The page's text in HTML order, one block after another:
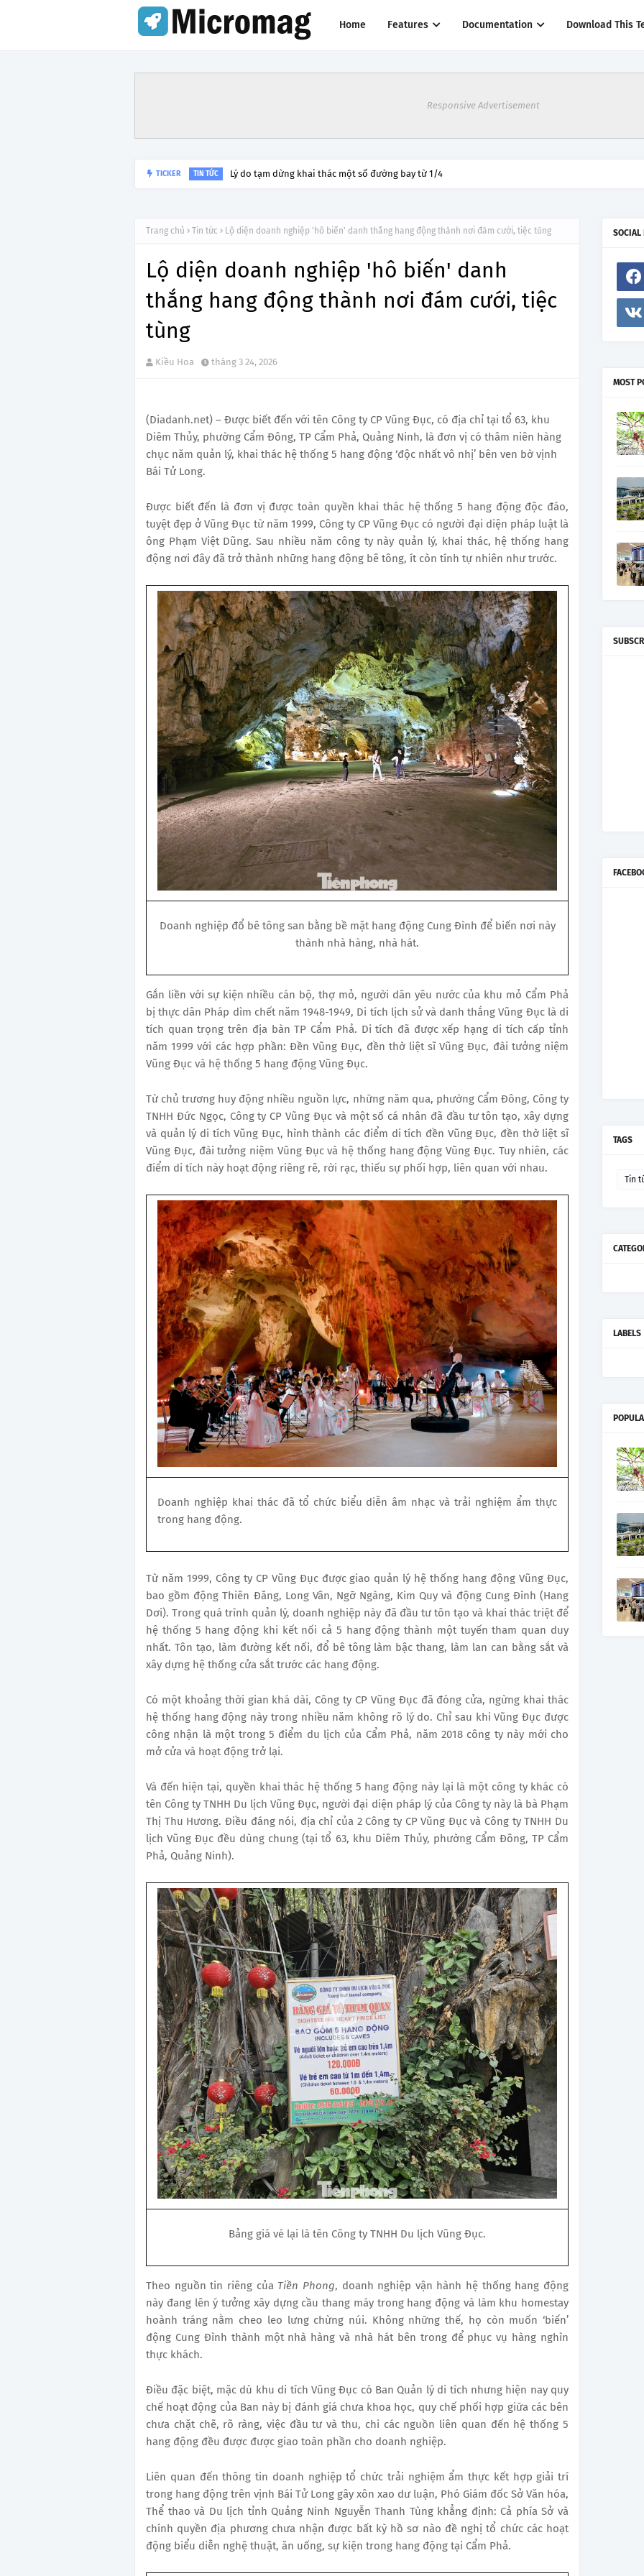
Home Features Documentation Download This
Responsive Advertisement
TICKER TIN TỨC Lý do tạm dừng khai thác một số đường bay từ 1/4
Trang chủ Tin tức Lộ diện doanh nghiệp 'hô biến' danh thắng hang động thành nơi đám cưới, tiệc tùng
Lộ diện doanh nghiệp 'hô biến' danh
thắng hang động thành nơi đám cưới, tiệc
tùng
Kiều Hoa tháng 3 24, 2026
(Diadanh.net) – Được biết đến với tên Công ty CP Vũng Đục, có địa chỉ tại tổ 63, khu
Diêm Thủy, phường Cẩm Đông, TP Cẩm Phả, Quảng Ninh, là đơn vị có thâm niên hàng
chục năm quản lý, khai thác hệ thống 5 hang động ‘độc nhất vô nhị’ bên ven bờ vịnh
Bái Tử Long.
Được biết đến là đơn vị được toàn quyền khai thác hệ thống 5 hang động độc đáo,
tuyệt đẹp ở Vũng Đục từ năm 1999, Công ty CP Vũng Đục có người đại diện pháp luật là
ông Phạm Việt Dũng. Sau nhiều năm công ty này quản lý, khai thác, hệ thống hang
động nơi đây đã trở thành những hang động bê tông, ít còn tính tự nhiên như trước.
Doanh nghiệp đổ bê tông san bằng bề mặt hang động Cung Đình để biến nơi này
thành nhà hàng, nhà hát.
Gắn liền với sự kiện nhiều cán bộ, thợ mỏ, người dân yêu nước của khu mỏ Cẩm Phả
bị thực dân Pháp dìm chết năm 1948-1949, Di tích lịch sử và danh thắng Vũng Đục là di
tích quan trọng trên địa bàn TP Cẩm Phả. Di tích đã được xếp hạng di tích cấp tỉnh
năm 1999 với các hợp phần: Đền Vũng Đục, đền thờ liệt sĩ Vũng Đục, đài tưởng niệm
Vũng Đục và hệ thống 5 hang động Vũng Đục.
Từ chủ trương huy động nhiều nguồn lực, những năm qua, phường Cẩm Đông, Công ty
TNHH Đức Ngọc, Công ty CP Vũng Đục và một số cá nhân đã đầu tư tôn tạo, xây dựng
và quản lý di tích Vũng Đục, hình thành các điểm di tích đền Vũng Đục, đền thờ liệt sĩ
Vũng Đục, đài tưởng niệm Vũng Đục và hệ thống hang động Vũng Đục. Tuy nhiên, các
điểm di tích này hoạt động riêng rẽ, rời rạc, thiếu sự phối hợp, liên quan với nhau.
Doanh nghiệp khai thác đã tổ chức biểu diễn âm nhạc và trải nghiệm ẩm thực
trong hang động.
Từ năm 1999, Công ty CP Vũng Đục được giao quản lý hệ thống hang động Vũng Đục,
bao gồm động Thiên Đăng, Long Vân, Ngỡ Ngàng, Kim Quy và động Cung Đình (Hang
Dơi). Trong quá trình quản lý, doanh nghiệp này đã đầu tư tôn tạo và khai thác triệt để
hệ thống 5 hang động khi kết nối cả 5 hang động thành một tuyến tham quan duy
nhất. Tôn tạo, làm đường kết nối, đổ bê tông làm bậc thang, làm lan can bằng sắt và
xây dựng hệ thống cửa sắt trước các hang động.
Có một khoảng thời gian khá dài, Công ty CP Vũng Đục đã đóng cửa, ngừng khai thác
hệ thống hang động này trong nhiều năm không rõ lý do. Chỉ sau khi Vũng Đục được
công nhận là một trong 5 điểm du lịch của Cẩm Phả, năm 2018 công ty này mới cho
mở cửa và hoạt động trở lại.
Và đến hiện tại, quyền khai thác hệ thống 5 hang động này lại là một công ty khác có
tên Công ty TNHH Du lịch Vũng Đục, người đại diện pháp lý của Công ty này là bà Phạm
Thị Thu Hương. Điều đáng nói, địa chỉ của 2 Công ty CP Vũng Đục và Công ty TNHH Du
lịch Vũng Đục đều dùng chung (tại tổ 63, khu Diêm Thủy, phường Cẩm Đông, TP Cẩm
Phả, Quảng Ninh).
Bảng giá vé lại là tên Công ty TNHH Du lịch Vũng Đục.
Theo nguồn tin riêng của Tiền Phong, doanh nghiệp vận hành hệ thống hang động
này đang lên ý tưởng xây dựng cầu thang máy trong hang động và làm khu homestay
hoành tráng nằm cheo leo lưng chừng núi. Không những thế, họ còn muốn ‘biến’
động Cung Đình thành một nhà hàng và nhà hát bên trong để phục vụ hàng nghìn
thực khách.
Điều đặc biệt, mặc dù khu di tích Vũng Đục có Ban Quản lý di tích nhưng hiện nay quy
chế hoạt động của Ban này bị đánh giá chưa khoa học, quy chế phối hợp giữa các bên
chưa chặt chẽ, rõ ràng, việc đầu tư và thu, chi các nguồn liên quan đến hệ thống 5
hang động đều được được giao toàn phần cho doanh nghiệp.
Liên quan đến thông tin doanh nghiệp tổ chức trải nghiệm ẩm thực kết hợp giải trí
trong hang động trên vịnh Bái Tử Long gây xôn xao dư luận, Phó Giám đốc Sở Văn hóa,
Thể thao và Du lịch tỉnh Quảng Ninh Nguyễn Thanh Tùng khẳng định: Cả phía Sở và
chính quyền địa phương chưa nhận được bất kỳ hồ sơ nào đề nghị tổ chức các hoạt
động biểu diễn nghệ thuật, ăn uống, sự kiện trong hang động tại Cẩm Phả.
SOCIAL
MOST
TAGS
Tin
LABELS